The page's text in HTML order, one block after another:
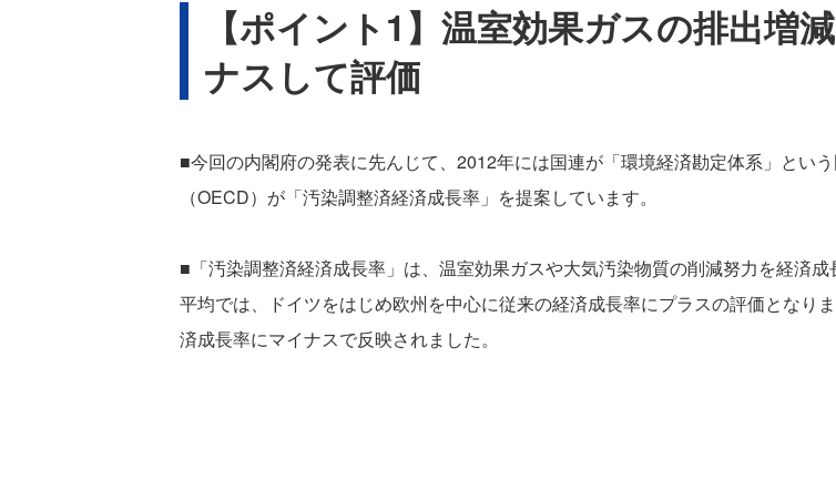
【ポイント1】温室効果ガスの排出増
ナスして評価
■今回の内閣府の発表に先んじて、2012年には国連が「環境経済勘定体系」とい
（OECD）が「汚染調整済経済成長率」を提案しています。
■「汚染調整済経済成長率」は、温室効果ガスや大気汚染物質の削減努力を経済
平均では、ドイツをはじめ欧州を中心に従来の経済成長率にプラスの評価となり
済成長率にマイナスで反映されました。